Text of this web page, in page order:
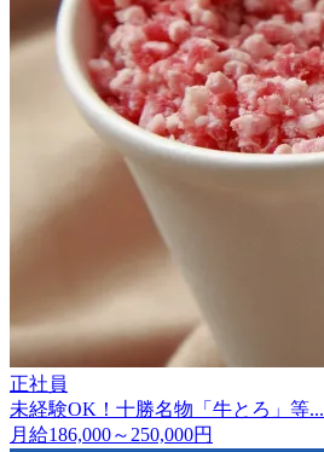
正社員
未経験OK！十勝名物「牛とろ」等...
月給186,000～250,000円